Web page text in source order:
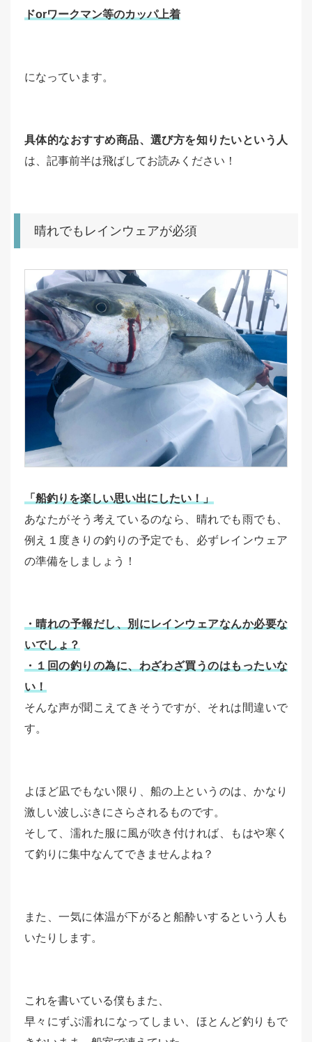
ドorワークマン等のカッパ上着
になっています。
具体的なおすすめ商品、選び方を知りたいという人
は、記事前半は飛ばしてお読みください！
晴れでもレインウェアが必須
「船釣りを楽しい思い出にしたい！」
あなたがそう考えているのなら、晴れでも雨でも、
例え１度きりの釣りの予定でも、必ずレインウェア
の準備をしましょう！
・晴れの予報だし、別にレインウェアなんか必要な
いでしょ？
・１回の釣りの為に、わざわざ買うのはもったいな
い！
そんな声が聞こえてきそうですが、それは間違いで
す。
よほど凪でもない限り、船の上というのは、かなり
激しい波しぶきにさらされるものです。
そして、濡れた服に風が吹き付ければ、もはや寒く
て釣りに集中なんてできませんよね？
また、一気に体温が下がると船酔いするという人も
いたりします。
これを書いている僕もまた、
早々にずぶ濡れになってしまい、ほとんど釣りもで